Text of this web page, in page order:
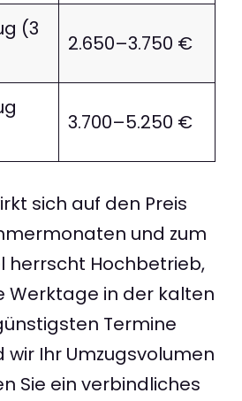
(3
2.650–3.750 €
3.700–5.250 €
sich auf den Preis
und zum
herrscht Hochbetrieb,
Werktage in der kalten
Termine
wir Ihr Umzugsvolumen
Sie ein verbindliches